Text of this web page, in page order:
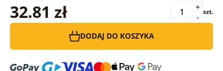
32.81 zł -
+ szt.
DODAJ DO KOSZYKA